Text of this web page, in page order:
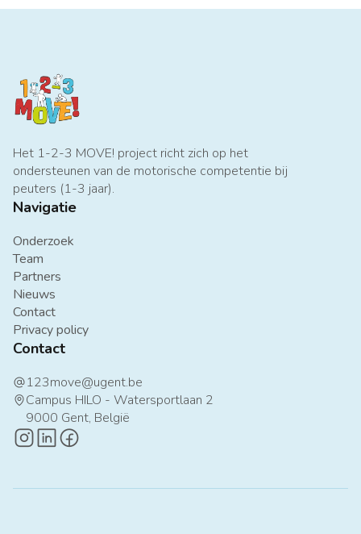
Het 1-2-3 MOVE! project richt zich op het
ondersteunen van de motorische competentie bij
peuters (1-3 jaar).
Navigatie
Onderzoek
Team
Partners
Nieuws
Contact
Privacy policy
Contact
at123move@ugent.be
map-pinCampus HILO - Watersportlaan 2
9000 Gent, België
instagram-logo linkedin-logo facebook-logo